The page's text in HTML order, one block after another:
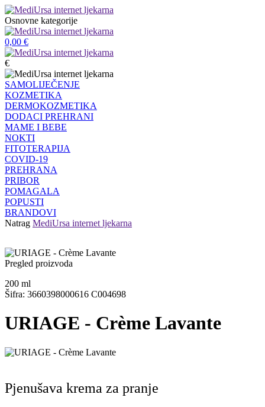
Osnovne kategorije
0,00 €
€
SAMOLIJEČENJE
KOZMETIKA
DERMOKOZMETIKA
DODACI PREHRANI
MAME I BEBE
NOKTI
FITOTERAPIJA
COVID-19
PREHRANA
PRIBOR
POMAGALA
POPUSTI
BRANDOVI
Natrag MediUrsa internet ljekarna
Pregled proizvoda
200 ml
Šifra: 3660398000616 C004698
URIAGE - Crème Lavante
Pjenušava krema za pranje